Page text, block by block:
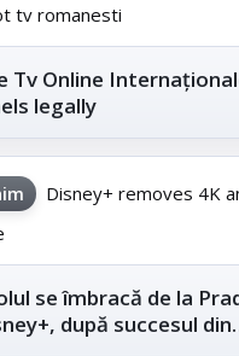
tv romanesti
Tv Online
legally
Disney+ removes 4K
se îmbracă de la
după succesul din